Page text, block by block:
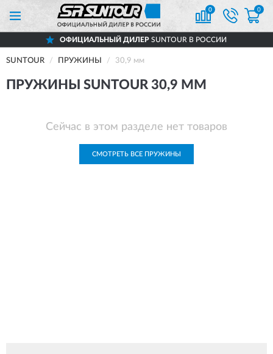
0 0
ОФИЦИАЛЬНЫЙ ДИЛЕРSUNTOUR В РОССИИ
SUNTOUR ПРУЖИНЫ 30,9 мм
ПРУЖИНЫ SUNTOUR 30,9 ММ
Сейчас в этом разделе нет товаров
СМОТРЕТЬ ВСЕ ПРУЖИНЫ